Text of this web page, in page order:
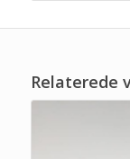
Relaterede